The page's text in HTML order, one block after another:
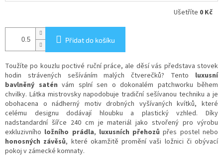
Ušetříte 0 Kč
Přidat do košíku
Toužíte po kouzlu poctivé ruční práce, ale děsí vás představa stovek
hodin strávených sešíváním malých čtverečků? Tento luxusní
bavlněný satén vám splní sen o dokonalém patchworku během
chvilky. Látka mistrovsky napodobuje tradiční sešívanou techniku a je
obohacena o nádherný motiv drobných vyšívaných kvítků, které
celému designu dodávají hloubku a plastický vzhled. Díky
nadstandardní šířce 240 cm je materiál jako stvořený pro výrobu
exkluzivního ložního prádla, luxusních přehozů přes postel nebo
honosných závěsů, které okamžitě promění vaši ložnici či obývací
pokoj v zámecké komnaty.